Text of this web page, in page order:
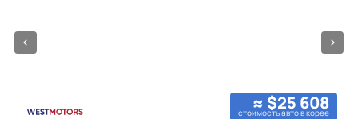
≈ $25 608
стоимость авто в корее